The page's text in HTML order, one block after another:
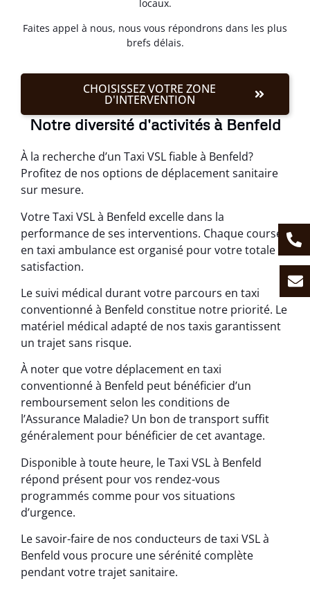
locaux.
Faites appel à nous, nous vous répondrons dans les plus
brefs délais.
CHOISISSEZ VOTRE ZONE
D'INTERVENTION
Notre diversité d'activités à Benfeld
À la recherche d’un Taxi VSL fiable à Benfeld?
Profitez de nos options de déplacement sanitaire
sur mesure.
Votre Taxi VSL à Benfeld excelle dans la
performance de ses interventions. Chaque course
en taxi ambulance est organisé pour votre totale
satisfaction.
Le suivi médical durant votre parcours en taxi
conventionné à Benfeld constitue notre priorité. Le
matériel médical adapté de nos taxis garantissent
un trajet sans risque.
À noter que votre déplacement en taxi
conventionné à Benfeld peut bénéficier d’un
remboursement selon les conditions de
l’Assurance Maladie? Un bon de transport suffit
généralement pour bénéficier de cet avantage.
Disponible à toute heure, le Taxi VSL à Benfeld
répond présent pour vos rendez-vous
programmés comme pour vos situations
d’urgence.
Le savoir-faire de nos conducteurs de taxi VSL à
Benfeld vous procure une sérénité complète
pendant votre trajet sanitaire.